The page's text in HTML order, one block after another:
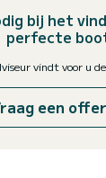
bij het
perfecte
vindt voor u
een